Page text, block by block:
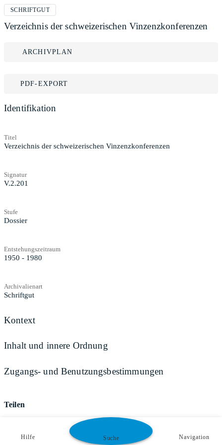
SCHRIFTGUT
Verzeichnis der schweizerischen Vinzenzkonferenzen
ARCHIVPLAN
PDF-EXPORT
Identifikation
Titel
Verzeichnis der schweizerischen Vinzenzkonferenzen
Signatur
V.2.201
Stufe
Dossier
Entstehungszeitraum
1950 - 1980
Archivalienart
Schriftgut
Kontext
Inhalt und innere Ordnung
Zugangs- und Benutzungsbestimmungen
Teilen
Hilfe Suche Navigation